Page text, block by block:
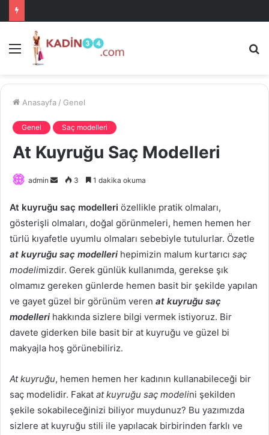
Menü
Anasayfa / Genel
Genel Saç modelleri
At Kuyruğu Saç Modelleri
admin
Bir
posta
göndermek
3 1 dakika okuma
At kuyruğu saç modelleri özellikle pratik olmaları,
gösterişli olmaları, doğal görünmeleri, hemen hemen her
türlü kıyafetle uyumlu olmaları sebebiyle tutulurlar. Özetle
at kuyruğu saç modelleri hepimizin malum kurtarıcı saç
modelimizdir. Gerek günlük kullanımda, gerekse şık
olmamız gereken günlerde hemen basit bir şekilde yapılan
ve gayet güzel bir görünüm veren at kuyruğu saç
modelleri hakkında sizlere bilgi vermek istiyoruz. Bir
davete giderken bile basit bir at kuyruğu ve güzel bi
makyajla hoş görünebiliriz.
At kuyruğu, hemen hemen her kadının kullanabileceği bir
saç modelidir. Fakat at kuyruğu saç modelini şekilden
şekile sokabileceğinizi biliyor muydunuz? Bu yazımızda
sizlere at kuyruğu stili ile yapılacak birbirinden farklı ve